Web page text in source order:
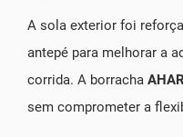
A sola exterior foi
antepé para melhorar a
corrida. A borracha
sem comprometer a